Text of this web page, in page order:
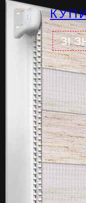
ЗІ